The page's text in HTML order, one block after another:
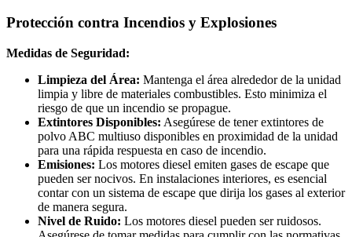
Protección contra Incendios y Explosiones
Medidas de Seguridad:
Limpieza del Área: Mantenga el área alrededor de la unidad
limpia y libre de materiales combustibles. Esto minimiza el
riesgo de que un incendio se propague.
Extintores Disponibles: Asegúrese de tener extintores de
polvo ABC multiuso disponibles en proximidad de la unidad
para una rápida respuesta en caso de incendio.
Emisiones: Los motores diesel emiten gases de escape que
pueden ser nocivos. En instalaciones interiores, es esencial
contar con un sistema de escape que dirija los gases al exterior
de manera segura.
Nivel de Ruido: Los motores diesel pueden ser ruidosos.